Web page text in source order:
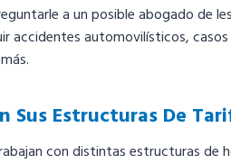
a un posible abogado de
accidentes automovilísticos,
Sus Estructuras De
con distintas estructuras de